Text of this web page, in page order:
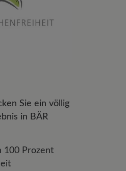
Sie ein völlig
in BÄR
100 Prozent